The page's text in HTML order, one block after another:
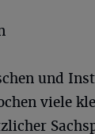
und
viele